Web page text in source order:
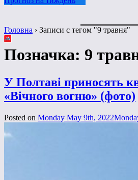
Головна › Записи с тегом "9 травня"
Позначка: 9
У Полтаві приносять
«Вічного вогню» (фото)
Posted on Monday May 9th, 2022